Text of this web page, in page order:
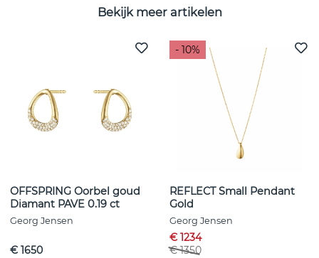
Bekijk meer artikelen
OFFSPRING Oorbel goud
Diamant PAVE 0.19 ct
Georg Jensen
€ 1650
- 10%
REFLECT Small Pendant
Gold
Georg Jensen
€ 1234
€ 1350